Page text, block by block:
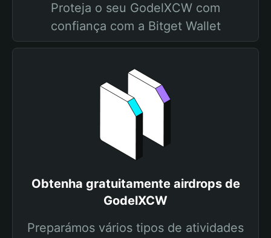
Proteja o seu GodelXCW com
confiança com a Bitget Wallet
Obtenha gratuitamente airdrops de
GodelXCW
Preparámos vários tipos de atividades